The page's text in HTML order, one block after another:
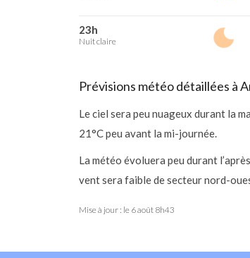
23h
Nuit claire
Prévisions météo détaillées à
Le ciel sera peu nuageux durant la
21°C peu avant la mi-journée.
La météo évoluera peu durant
vent sera faible de secteur nord-
Mise à jour : le 6 août 8h43